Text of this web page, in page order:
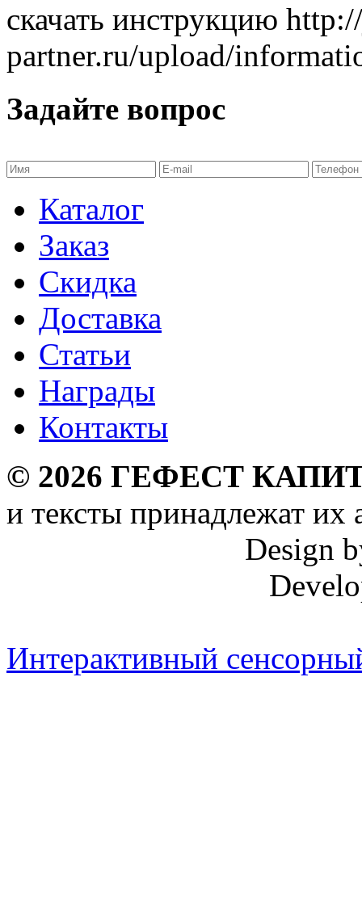
скачать инструкцию
partner.ru/upload/
Задайте вопрос
Каталог
Заказ
Скидка
Доставка
Статьи
Награды
Контакты
© 2026 ГЕФЕСТ
и тексты принадлежат их
Design
Интерактивный